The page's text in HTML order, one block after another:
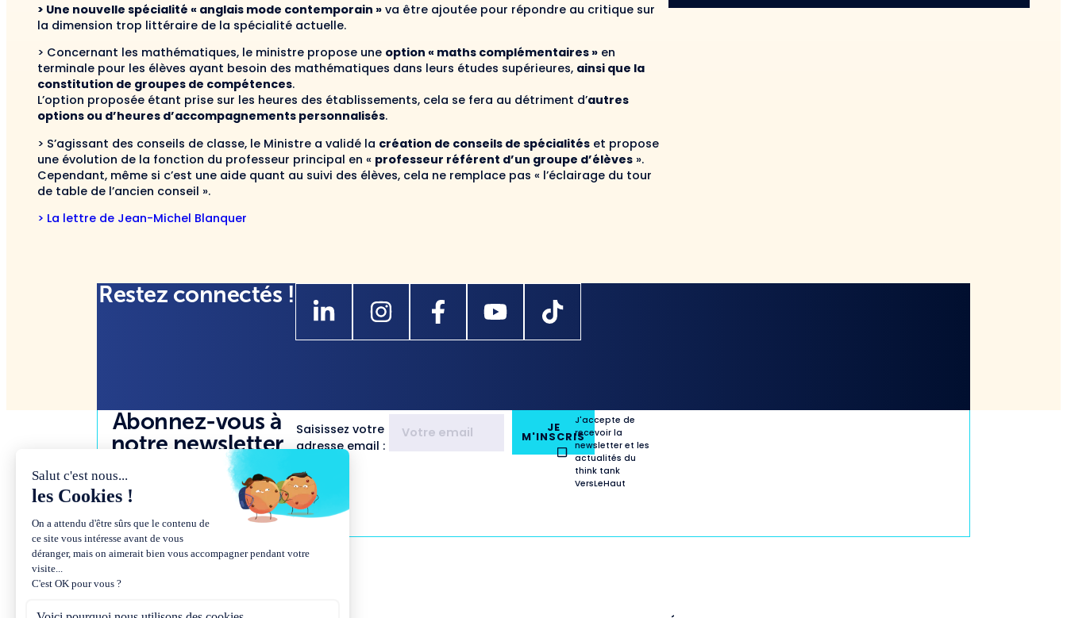
> Une nouvelle spécialité « anglais mode contemporain » va être ajoutée pour répondre au critique sur
la dimension trop littéraire de la spécialité actuelle.
> Concernant les mathématiques, le ministre propose une option « maths complémentaires » en
terminale pour les élèves ayant besoin des mathématiques dans leurs études supérieures, ainsi que la
constitution de groupes de compétences.
L’option proposée étant prise sur les heures des établissements, cela se fera au détriment d’autres
options ou d’heures d’accompagnements personnalisés.
> S’agissant des conseils de classe, le Ministre a validé la création de conseils de spécialités et propose
une évolution de la fonction du professeur principal en « professeur référent d’un groupe d’élèves ».
Cependant, même si c’est une aide quant au suivi des élèves, cela ne remplace pas « l’éclairage du tour
de table de l’ancien conseil ».
> La lettre de Jean-Michel Blanquer
Restez connectés !
Abonnez-vous à
notre newsletter
Saisissez votre
adresse email :
JE
M'INSCRIS
J'accepte de
recevoir la
newsletter et les
actualités du
think tank
VersLeHaut